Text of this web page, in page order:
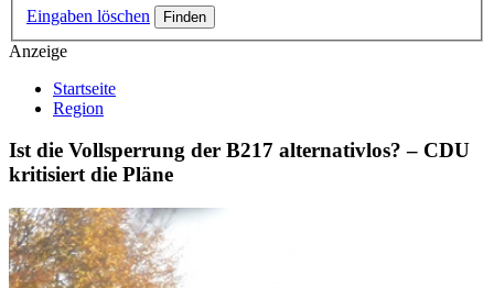
Eingaben löschen
Anzeige
Startseite
Region
Ist die Vollsperrung der B217 alternativlos? – CDU
kritisiert die Pläne